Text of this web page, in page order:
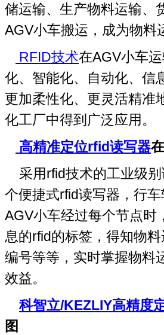
储运输、生产物料运输、
AGV小车搬运，成为物料
RFID技术在AGV小车
化、智能化、自动化、信
更加柔性化、更灵活精准
化工厂中得到广泛应用。
高精准定位rfid读写器
采用rfid技术的工业级别
个便捷式rfid读写器，行
AGV小车经过每个节点时
息的rfid的标签，得知物
编号等等，实时掌握物料
效益。
科智立/KEZLIY高精度
图